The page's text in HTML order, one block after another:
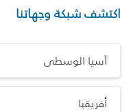
اكتشف شبكة وجهاتنا
آسيا الوسطى
أفريقيا